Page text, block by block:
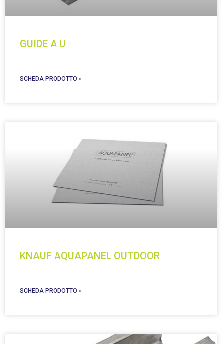
GUIDE A U
SCHEDA PRODOTTO »
KNAUF AQUAPANEL OUTDOOR
SCHEDA PRODOTTO »